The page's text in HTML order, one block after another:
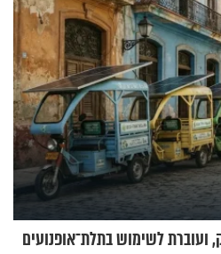
לשימוש בתלת־אופנועים